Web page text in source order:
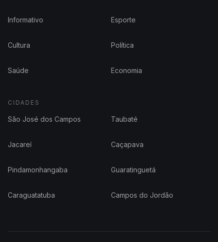
Informativo Esporte
Cultura Política
Saúde Economia
CIDADES
São José dos Campos Taubaté
Jacareí Caçapava
Pindamonhangaba Guaratinguetá
Caraguatatuba Campos do Jordão